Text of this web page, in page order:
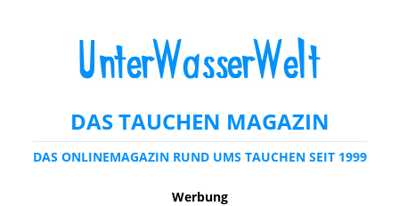
DAS TAUCHEN MAGAZIN
DAS ONLINEMAGAZIN RUND UMS TAUCHEN SEIT 1999
Werbung